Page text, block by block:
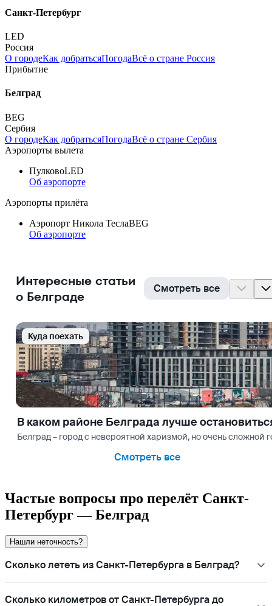
Санкт-Петербург
LED
Россия
О городеКак добратьсяПогодаВсё о стране Россия
Прибытие
Белград
BEG
Сербия
О городеКак добратьсяПогодаВсё о стране Сербия
Аэропорты вылета
ПулковоLED
Об аэропорте
Аэропорты прилёта
Аэропорт Никола ТеслаBEG
Об аэропорте
Интересные статьи
о Белграде
Смотреть все
Куда поехать
В каком районе Белграда лучше
Белград – город с невероятной харизмой, но очень
Смотреть все
Частые вопросы про перелёт Санкт-
Петербург — Белград
Нашли неточность?
Сколько лететь из Санкт-Петербурга в Белград?
Сколько километров от Санкт-Петербурга до